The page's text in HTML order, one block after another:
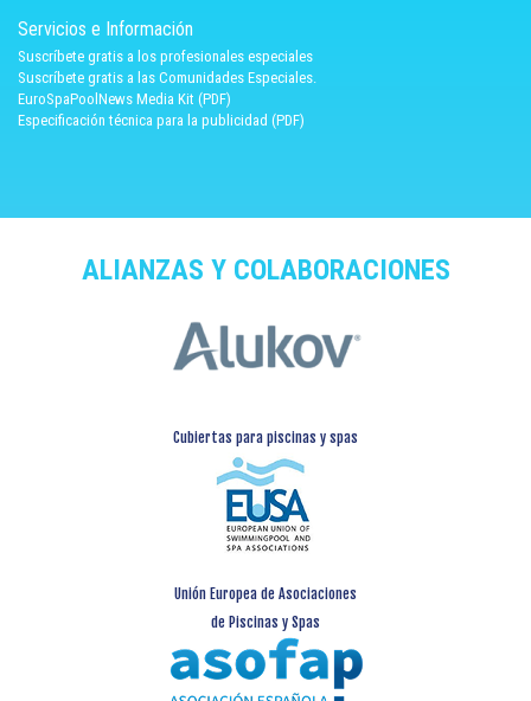
Servicios e Información
Suscríbete gratis a los profesionales especiales
Suscríbete gratis a las Comunidades Especiales.
EuroSpaPoolNews Media Kit (PDF)
Especificación técnica para la publicidad (PDF)
ALIANZAS Y COLABORACIONES
Cubiertas para piscinas y spas
Unión Europea de Asociaciones
de Piscinas y Spas